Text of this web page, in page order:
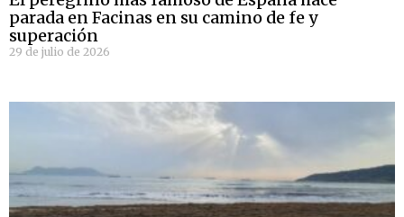
parada en Facinas en su camino de fe y
superación
29 de julio de 2026